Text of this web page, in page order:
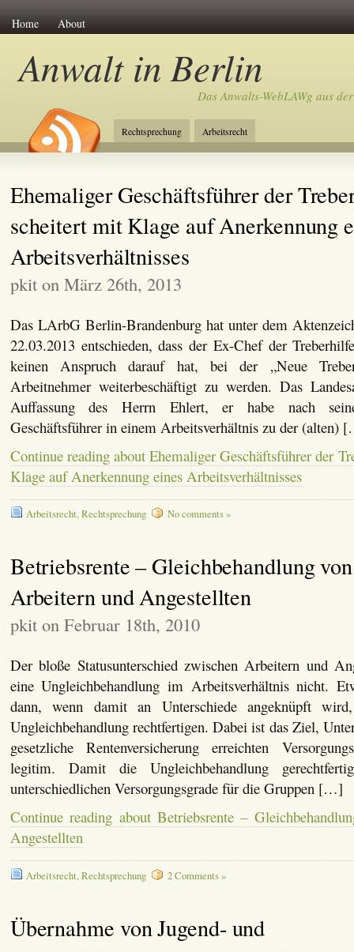
Home About
Anwalt in Berlin
Das Anwalts-WebLAWg aus
Rechtsprechung Arbeitsrecht
Ehemaliger Geschäftsführer der
scheitert mit Klage auf Anerkennung
Arbeitsverhältnisses
pkit on März 26th, 2013
Das LArbG Berlin-Brandenburg hat unter dem
22.03.2013 entschieden, dass der Ex-Chef der
keinen Anspruch darauf hat, bei der „Neue
Arbeitnehmer weiterbeschäftigt zu werden. Das
Auffassung des Herrn Ehlert, er habe nach
Geschäftsführer in einem Arbeitsverhältnis zu der (alten)
Continue reading about Ehemaliger Geschäftsführer der
Klage auf Anerkennung eines Arbeitsverhältnisses
Arbeitsrecht,Rechtsprechung No comments »
Betriebsrente – Gleichbehandlung von
Arbeitern und Angestellten
pkit on Februar 18th, 2010
Der bloße Statusunterschied zwischen Arbeitern und
eine Ungleichbehandlung im Arbeitsverhältnis nicht.
dann, wenn damit an Unterschiede angeknüpft
Ungleichbehandlung rechtfertigen. Dabei ist das Ziel,
gesetzliche Rentenversicherung erreichten
legitim. Damit die Ungleichbehandlung
unterschiedlichen Versorgungsgrade für die Gruppen […]
Continue reading about Betriebsrente –
Angestellten
Arbeitsrecht,Rechtsprechung 2 Comments »
Übernahme von Jugend- und